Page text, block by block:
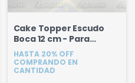
Cake Topper Escudo
Boca 12 cm - Para
apoyar
HASTA 20% OFF
COMPRANDO EN
CANTIDAD